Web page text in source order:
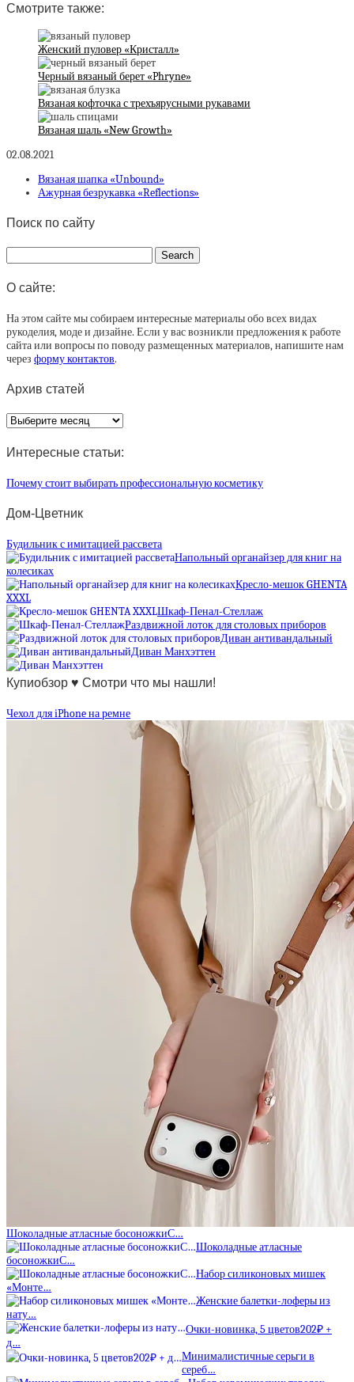
Смотрите также:
Женский пуловер «Кристалл»
Черный вязаный берет «Phryne»
Вязаная кофточка с трехъярусными рукавами
Вязаная шаль «New Growth»
02.08.2021
Вязаная шапка «Unbound»
Ажурная безрукавка «Reflections»
Поиск по сайту
О сайте:
На этом сайте мы собираем интересные материалы обо всех видах
рукоделия, моде и дизайне. Если у вас возникли предложения к работе
сайта или вопросы по поводу размещенных материалов, напишите нам
через форму контактов.
Архив статей
Архив
статей
Интересные статьи:
Почему стоит выбирать профессиональную косметику
Дом-Цветник
Будильник с имитацией рассвета
Напольный органайзер для книг на
колесиках
Кресло-мешок GHENTA
XXXL
Шкаф-Пенал-Стеллаж
Раздвижной лоток для столовых приборов
Диван антивандальный
Диван Манхэттен
Купиобзор ♥ Смотри что мы нашли!
Чехол для iPhone на ремне
Шоколадные атласные босоножкиС…
Шоколадные атласные
босоножкиС…
Набор силиконовых мишек
«Монте…
Женские балетки-лоферы из
нату…
Очки-новинка, 5 цветов202₽ +
д…
Минималистичные серьги в
сереб…